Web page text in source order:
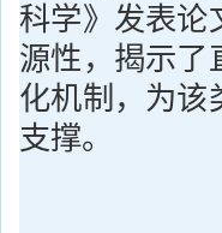
科学》发表论
源性，揭示了
化机制，为该
支撑。